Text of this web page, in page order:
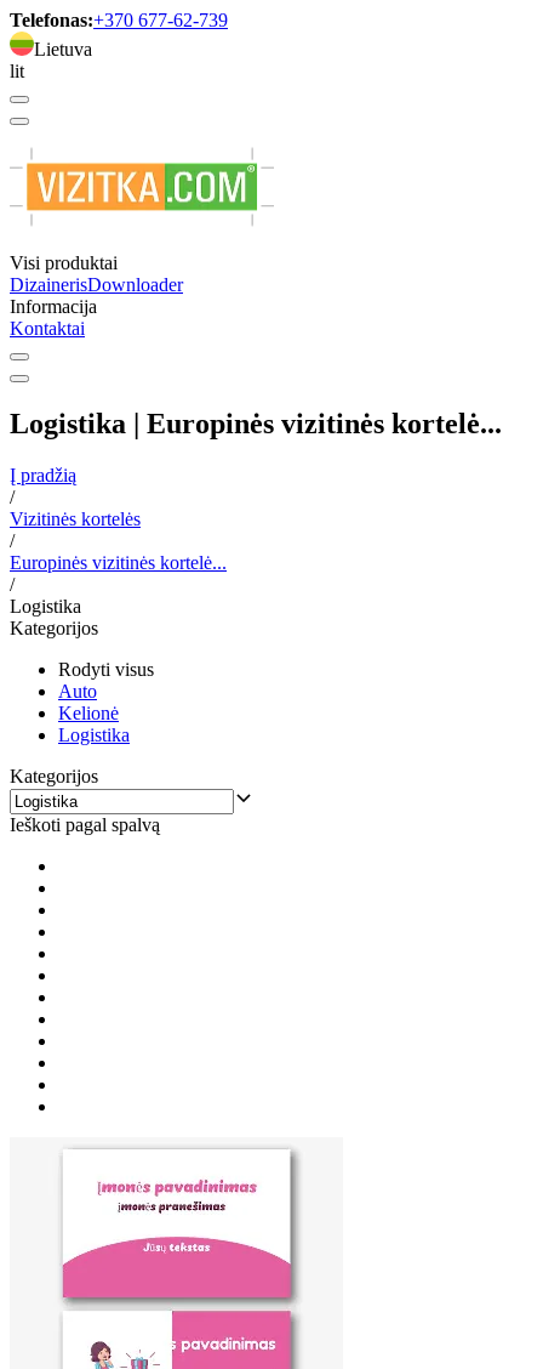
Telefonas:+370 677-62-739
Lietuva
lit
Visi produktai
DizainerisDownloader
Informacija
Kontaktai
Logistika | Europinės vizitinės kortelė...
Į pradžią
/
Vizitinės kortelės
/
Europinės vizitinės kortelė...
/
Logistika
Kategorijos
Rodyti visus
Auto
Kelionė
Logistika
Kategorijos
Ieškoti pagal spalvą